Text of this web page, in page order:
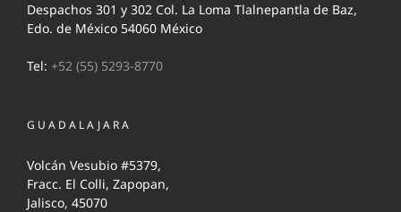
Despachos 301 y 302 Col. La Loma Tlalnepantla de Baz,
Edo. de México 54060 México
Tel: +52 (55) 5293-8770
GUADALAJARA
Volcán Vesubio #5379,
Fracc. El Colli, Zapopan,
Jalisco, 45070